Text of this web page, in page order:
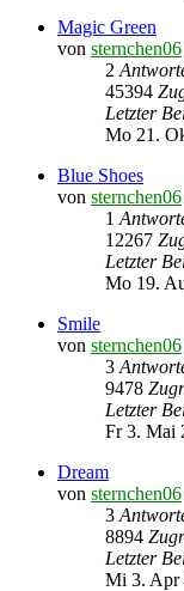
Magic Green
von sternchen06
2
45394
Letzter
Mo 21.
Blue Shoes
von sternchen06
1
12267
Letzter
Mo 19.
Smile
von sternchen06
3
9478
Letzter
Fr 3. Mai
Dream
von sternchen06
3
8894
Letzter
Mi 3. Apr